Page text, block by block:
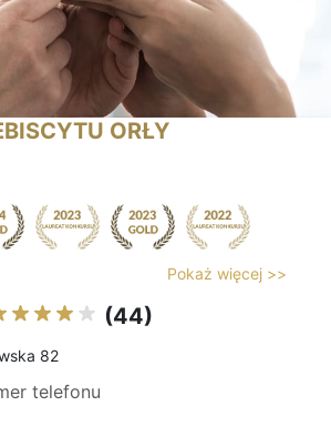
ORŁY
Pokaż więcej >>
(44)
82
telefonu